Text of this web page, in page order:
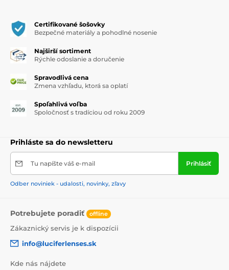
Certifikované šošovky
Bezpečné materiály a pohodlné nosenie
Najširší sortiment
Rýchle odoslanie a doručenie
Spravodlivá cena
Zmena vzhľadu, ktorá sa oplatí
Spoľahlivá voľba
Spoločnosť s tradíciou od roku 2009
Prihláste sa do newsletteru
Tu napíšte váš e-mail Prihlásiť
Odber noviniek - udalosti, novinky, zľavy
Potrebujete poradiť offline
Zákaznický servis je k dispozícii
info@luciferlenses.sk
Kde nás nájdete